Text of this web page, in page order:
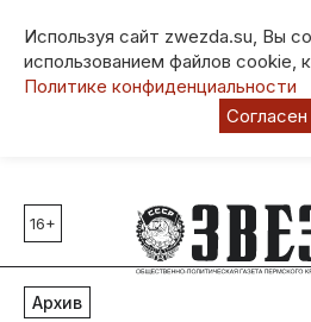
Используя сайт zwezda.su, Вы
использованием файлов cookie,
Политике конфиденциальности
Согласен
Главные темы
80 лет Победы
Молодежная столица РФ
16+
Архив